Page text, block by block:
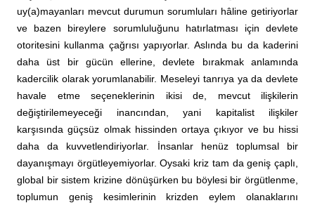
uy(a)mayanları mevcut durumun sorumluları hâline getiriyorlar
ve bazen bireylere sorumluluğunu hatırlatması için devlete
otoritesini kullanma çağrısı yapıyorlar. Aslında bu da kaderini
daha üst bir gücün ellerine, devlete bırakmak anlamında
kadercilik olarak yorumlanabilir. Meseleyi tanrıya ya da devlete
havale etme seçeneklerinin ikisi de, mevcut ilişkilerin
değiştirilemeyeceği inancından, yani kapitalist ilişkiler
karşısında güçsüz olmak hissinden ortaya çıkıyor ve bu hissi
daha da kuvvetlendiriyorlar. İnsanlar henüz toplumsal bir
dayanışmayı örgütleyemiyorlar. Oysaki kriz tam da geniş çaplı,
global bir sistem krizine dönüşürken bu böylesi bir örgütlenme,
toplumun geniş kesimlerinin krizden eylem olanaklarını